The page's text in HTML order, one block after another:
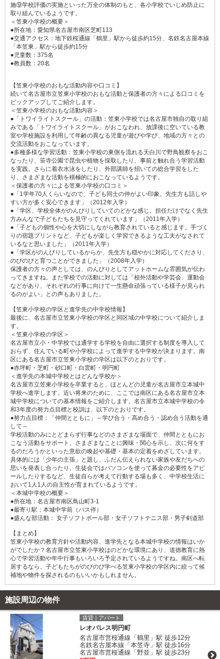
施⑨学校評価の実施といった万全の体制のもと、各小学校でいじめ防止に
取り組んでいるようです。
＜笠東小学校の概要＞
●所在地：愛知県名古屋市南区芝町113
●交通アクセス：地下鉄桜通線「鶴里」駅から徒歩約15分、名鉄名古屋本線
「本笠東」駅から徒歩約15分
●児童数：375名
●教員数：20名
【笠東小学校のおもな活動内容や口コミ】
続いて名古屋市立笠東小学校のおもな活動と保護者の方々による口コミを
ピックアップしてご紹介します。
＜笠東小学校のおもな活動内容＞
●「トワイライトスクール」の活動：笠東小学校では名古屋市独自の取り組
みである「トワイライトスクール」がおこなわれ、放課後に空いている教
室や学校施設を利用して年齢の異なる児童が遊びや学び、地域の方々との
交流活動をおこなっています。
●多種多様な学習活動：笠東小学校の東側を流れる天白川で野鳥観察をおこ
なったり、笹寺公園で昆虫や植物を採取したり、事前と触れ合う学習活動
を実践。さらに着衣水泳をしたり、外部講師を招いての総合学習をした
り、さまざまな活動を積極的におこなっているようです。
＜保護者の方々による笠東小学校の口コミ＞
●「1学年70人くらいなので、子ども同士の仲がよい印象。先生方も話しや
すい方が多く安心できます」（2012年入学）
●「学区、学校全体がのんびりしていてのどかな感じ。担任だけでなく先生
方みんなで子どもたちを見守ってくれています」（2011年入学）
●「子どもの個性や心を大切にしながら教育されていると感じます。手づく
りの宿題プリントなど、子どもが楽しく学習できるような工夫がなされて
いるなと思いました」（2011年入学）
●「学区がのんびりしているからか、先生方も穏やかに対応してくださり、
のびのびと育つことができました」（2008年入学）
保護者の方々の声としては、のんびりとしてアットホームな雰囲気が伝わ
ってきますね。また学校での活動に対しては「校外活動や学芸会、運動会
などがあり、それぞれの行事に向けて一生懸命頑張っている様子が見られ
るのがよい」との声もありました。
【笠東小学校の学区と進学先の中学校情報】
最後に、名古屋市立笠東小学校の学区と同区域の中学校について紹介しま
す。
＜笠東小学校の学区＞
名古屋市立小・中学校では通学する学校を自由に選択する制度を導入して
おらず、住んでいる町や小学校によって進学する中学校が決まります。南
区にある名古屋市立笠東小学校の学区は以下のとおりです。
●赤坪町・芝町・砂口町・白雲町・明円町
＜進学先の本城中学校とはどんな学校か＞
名古屋市立笠東小学校を卒業すると、ほとんどの児童が名古屋市立本城中
学校へ進学します。近い将来のために、ここでは南区にある名古屋市立本
城中学校についての基本情報をご紹介します。名古屋市立本城中学校の令
和3年度の努力点目標と校訓は、以下のとおりです。
●努力点目標：「仲間とともに」～学び合う・高め合う・認め合う活動を通
して～
学校活動のみにとどまらず行事などのさまざまな場面で、仲間とともにお
こなう活動をサポート。さまざまなことに興味・関心を示し、次に何をす
るのだろうかといった意欲の喚起や基礎・基本の定着をめざしています。
具体的には「少年の主張」と題し、ふだん伝えられない家族や友だちへの
思いを発表し合ったり、生徒会ではパソコンを使って募金の必要性をアピ
ールしたりするなど、生徒自らが考えて行動する場も多く、中学校生活に
おいて1人1人の自主性が育まれているようです。
＜本城中学校の概要＞
●所在地：名古屋市南区鳥山町3-1
●最寄り駅：本城中学前（バス停）
●盛んな部活動： 女子ソフトボール部・女子ソフトテニス部・男子剣道部
【まとめ】
笠東小学校の教育方針や活動内容、進学先となる本城中学校の情報はいか
がでしたか？名古屋市立笠東小学校はのどかな環境にあり、道徳教育に熱
心で学習活動や年中行事もいろいろ予定されているようですね。南区へ転
居するなら、子どもたちがのびのび学べる笠東小学校の学区内に絞って候
補地や物件を探されるのもいいかもしれません。
施設周辺の物件
賃貸｜アパート
レオパレス明円町
名古屋市営桜通線「鶴里」駅 徒歩12分
名鉄名古屋本線「本笠寺」駅 徒歩16分
名古屋市営桜通線「野並」駅 徒歩23分